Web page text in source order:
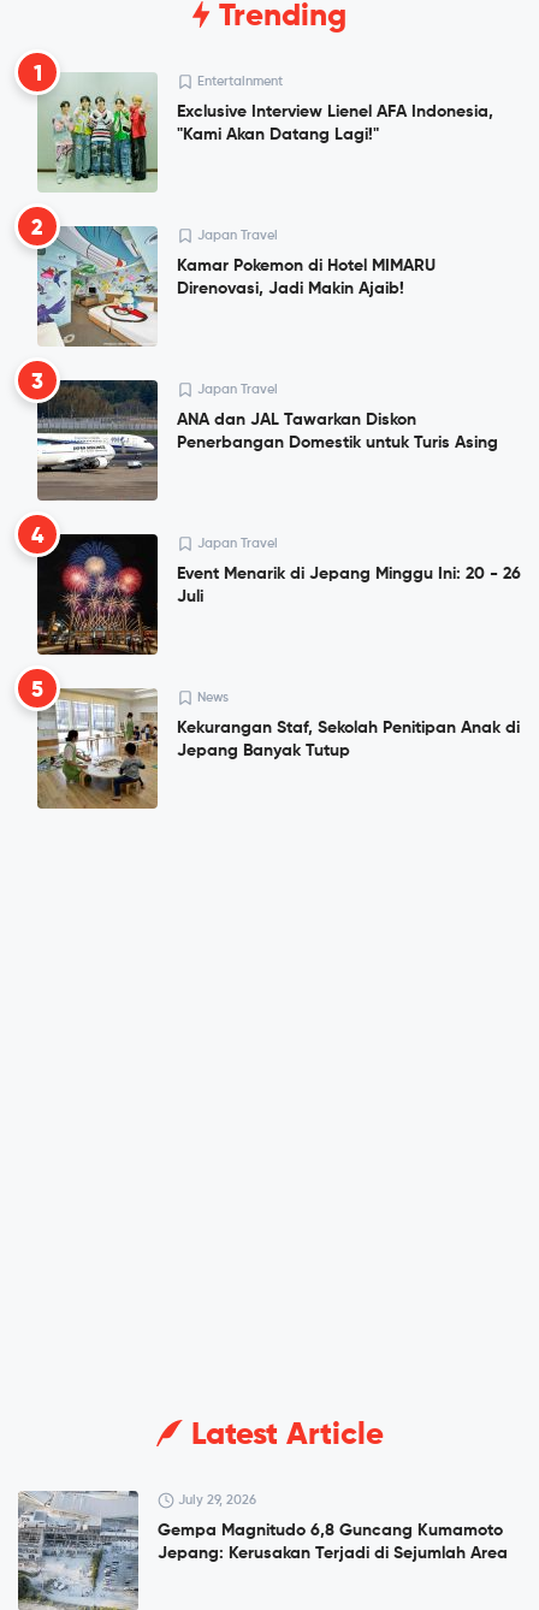
Trending
1 Entertainment
Exclusive Interview Lienel AFA Indonesia,
"Kami Akan Datang Lagi!"
2 Japan Travel
Kamar Pokemon di Hotel MIMARU
Direnovasi, Jadi Makin Ajaib!
3 Japan Travel
ANA dan JAL Tawarkan Diskon
Penerbangan Domestik untuk Turis Asing
4 Japan Travel
Event Menarik di Jepang Minggu Ini: 20 - 26
Juli
5 News
Kekurangan Staf, Sekolah Penitipan Anak di
Jepang Banyak Tutup
Latest Article
July 29, 2026
Gempa Magnitudo 6,8 Guncang Kumamoto
Jepang: Kerusakan Terjadi di Sejumlah Area